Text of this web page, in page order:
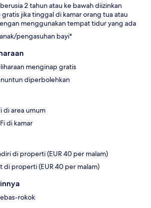
2 tahun atau ke bawah diizinkan
jika tinggal di kamar orang tua atau
menggunakan tempat tidur yang ada
pengasuhan bayi*
menginap gratis
diperbolehkan
di area umum
di kamar
di properti (EUR 40 per malam)
di properti (EUR 40 per malam)
rokok